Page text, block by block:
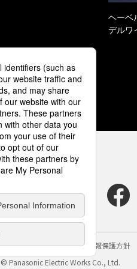
ヘーベ
デルワ
クッキーポリシー
個人情報保護方針
© Panasonic Electric Works Co., Ltd.